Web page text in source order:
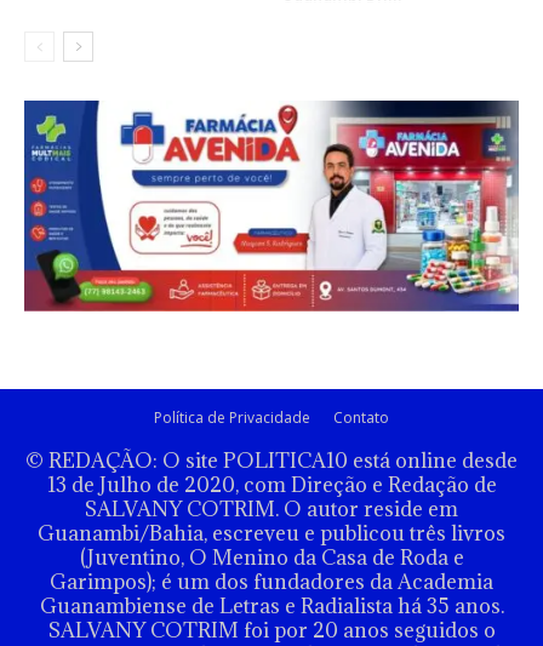
Política de Privacidade Contato
© REDAÇÃO: O site POLITICA10 está online desde
13 de Julho de 2020, com Direção e Redação de
SALVANY COTRIM. O autor reside em
Guanambi/Bahia, escreveu e publicou três livros
(Juventino, O Menino da Casa de Roda e
Garimpos); é um dos fundadores da Academia
Guanambiense de Letras e Radialista há 35 anos.
SALVANY COTRIM foi por 20 anos seguidos o